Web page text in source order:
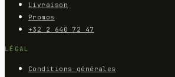
Livraison
Promos
+32 2 640 72 47
LÉGAL
Conditions générales